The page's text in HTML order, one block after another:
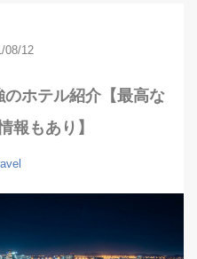
08/12
のホテル紹介【最高な
報もあり】